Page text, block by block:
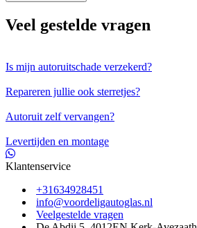
Veel gestelde vragen
Is mijn autoruitschade verzekerd?
Repareren jullie ook sterretjes?
Autoruit zelf vervangen?
Levertijden en montage
Klantenservice
+31634928451
info@voordeligautoglas.nl
Veelgestelde vragen